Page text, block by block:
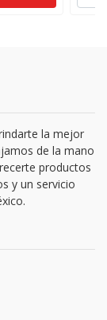
la mejor
de la mano
productos
y un servicio